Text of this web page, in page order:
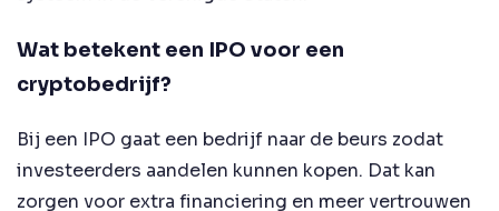
Wat betekent een IPO voor een
cryptobedrijf?
Bij een IPO gaat een bedrijf naar de beurs zodat
investeerders aandelen kunnen kopen. Dat kan
zorgen voor extra financiering en meer vertrouwen